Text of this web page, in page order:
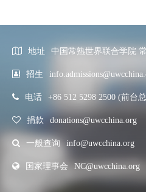
地址 中国常熟世界联合学院
招生
电话 +86 512 5298 2500 (前台
捐款 donations@uwcchina.org
一般查询 info@uwcchina.org
国家理事会 NC@uwcchina.org